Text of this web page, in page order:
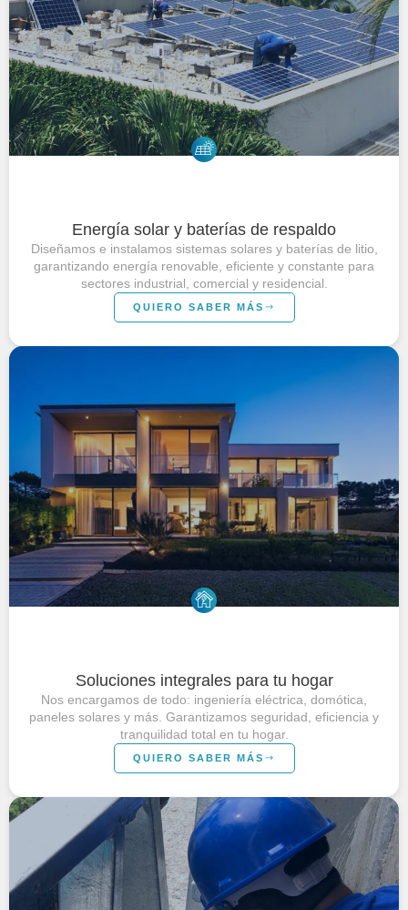
Energía solar y baterías de respaldo
Diseñamos e instalamos sistemas solares y baterías de litio,
garantizando energía renovable, eficiente y constante para
sectores industrial, comercial y residencial.
QUIERO SABER MÁS
Soluciones integrales para tu hogar
Nos encargamos de todo: ingeniería eléctrica, domótica,
paneles solares y más. Garantizamos seguridad, eficiencia y
tranquilidad total en tu hogar.
QUIERO SABER MÁS